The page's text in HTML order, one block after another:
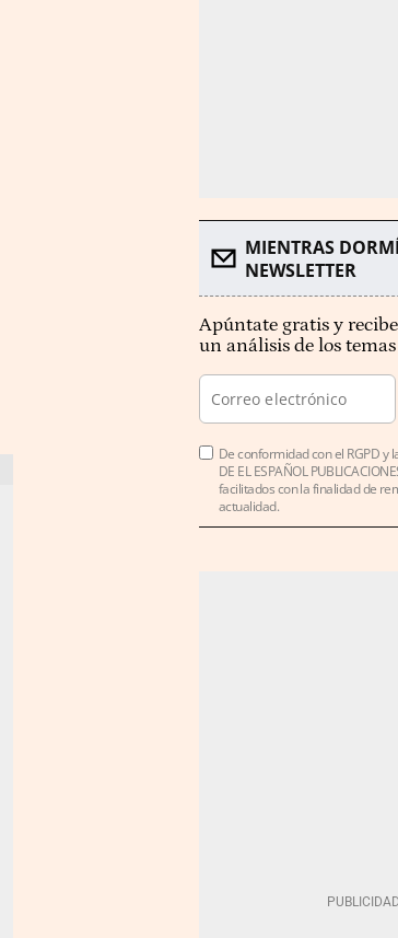
MIENTRAS
NEWSLETTER
Apúntate gratis y
un análisis de los
De conformidad con el RGPD y
DE EL ESPAÑOL
facilitados con la finalidad de
actualidad.